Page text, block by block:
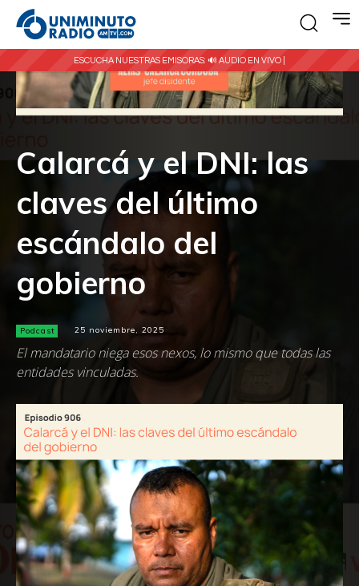
ESCUCHA NUESTRAS EMISORAS: 🔊 AUDIO EN VIVO |
Calarcá y el DNI: las
claves del último
escándalo del
gobierno
Podcast 25 noviembre, 2025
El mandatario niega esos nexos, lo mismo que todas las
entidades vinculadas.